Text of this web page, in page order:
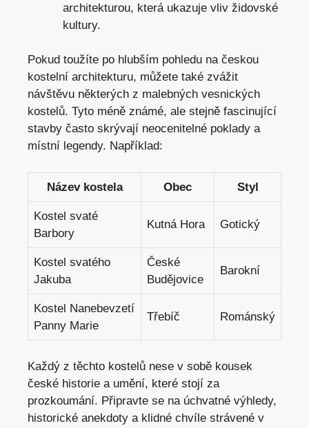
architekturou, která ukazuje vliv⁣ židovské
kultury.
Pokud toužíte po hlubším ​pohledu na⁣ českou
kostelní architekturu, můžete ⁣také zvážit
návštěvu některých z malebných vesnických
⁤kostelů. Tyto méně známé, ale stejně⁤ fascinující
stavby často skrývají‍ neocenitelné ​poklady a
místní legendy. Například:
Název kostela Obec Styl
Kostel svaté
Barbory
Kutná Hora Gotický
Kostel ​svatého⁤
Jakuba
České
Budějovice
Barokní
Kostel Nanebevzetí
Panny ⁤Marie
Třebíč Románský
Každý z těchto kostelů nese v sobě kousek
české‌ historie a umění, které stojí za
prozkoumání. Připravte ​se na úchvatné výhledy,
historické anekdoty a klidné ⁤chvíle strávené‌ v